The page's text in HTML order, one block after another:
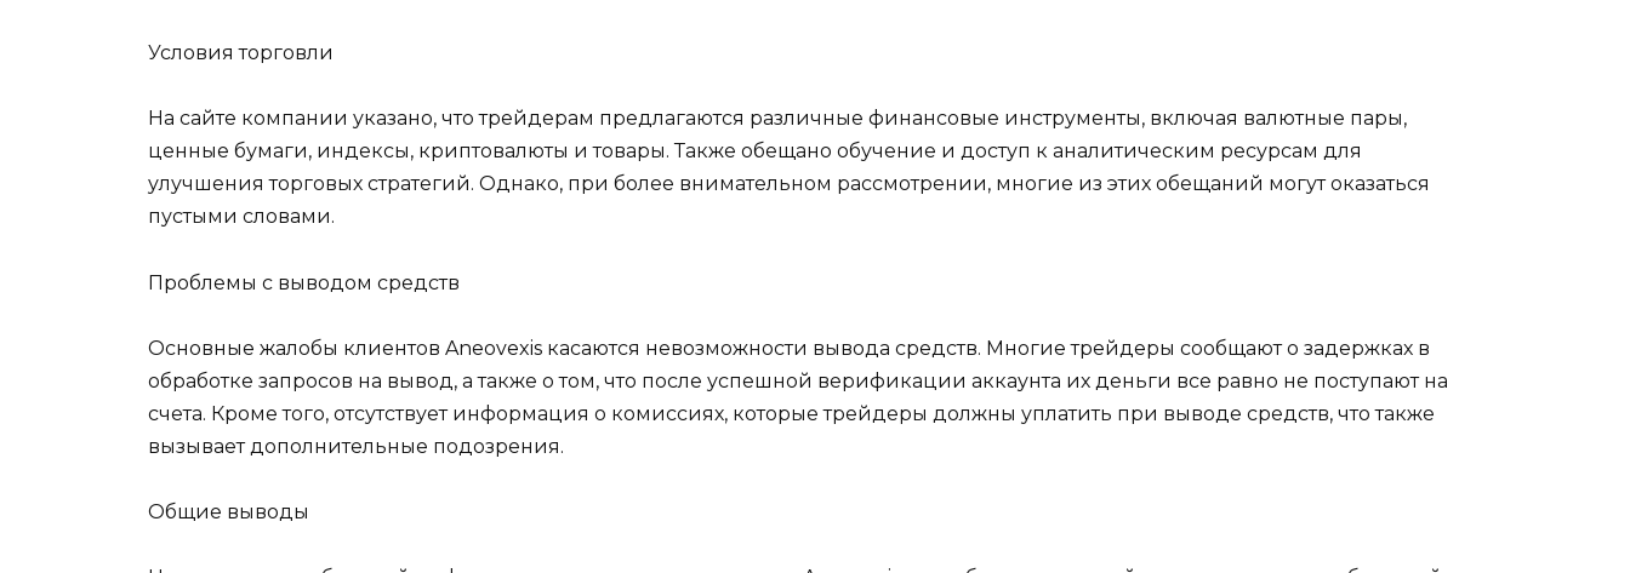
Условия торговли
На сайте компании указано, что трейдерам предлагаются различные финансовые инструменты, включая валютные пары,
ценные бумаги, индексы, криптовалюты и товары. Также обещано обучение и доступ к аналитическим ресурсам для
улучшения торговых стратегий. Однако, при более внимательном рассмотрении, многие из этих обещаний могут оказаться
пустыми словами.
Проблемы с выводом средств
Основные жалобы клиентов Aneovexis касаются невозможности вывода средств. Многие трейдеры сообщают о задержках в
обработке запросов на вывод, а также о том, что после успешной верификации аккаунта их деньги все равно не поступают на
счета. Кроме того, отсутствует информация о комиссиях, которые трейдеры должны уплатить при выводе средств, что также
вызывает дополнительные подозрения.
Общие выводы